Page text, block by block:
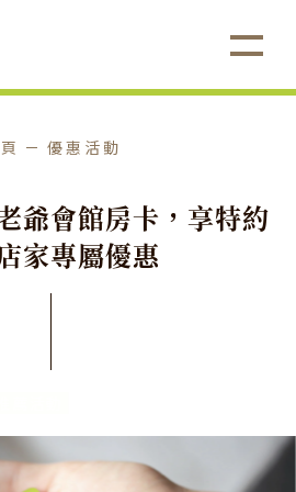
優惠活動
爺會館房卡 ， 享特約
家專屬優惠